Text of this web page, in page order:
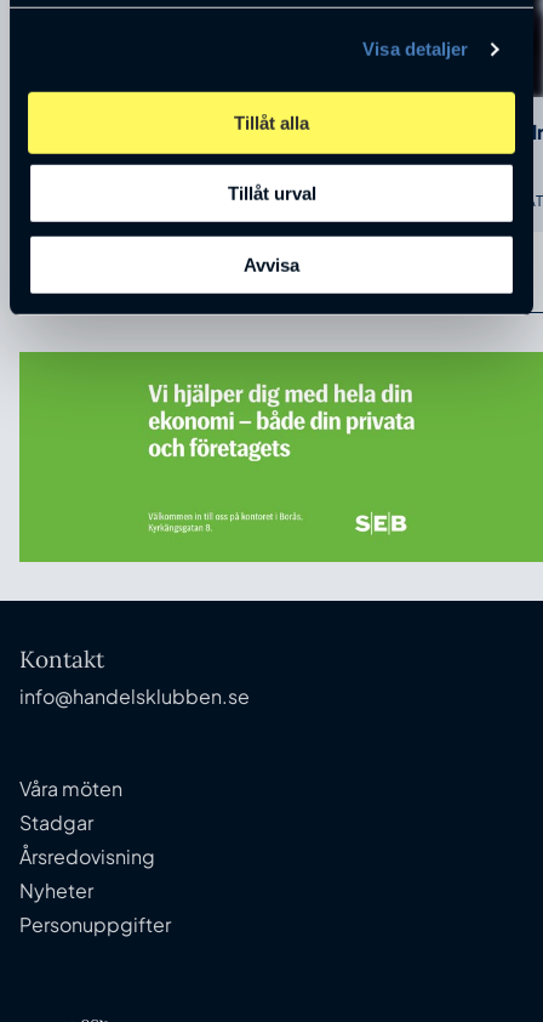
Visa detaljer
Tillåt alla
Tillåt urval
Avvisa
11 SEP
ASTERN MAT OCH MÖTEN
Sören
09 OKT
ASTERN
Kontakt
info@handelsklubben.se
Våra möten
Stadgar
Årsredovisning
Nyheter
Personuppgifter